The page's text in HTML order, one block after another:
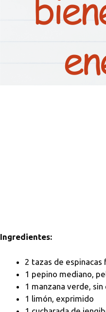
Ingredientes:
2 tazas de espinacas
1 pepino mediano,
1 manzana verde,
1 limón, exprimido